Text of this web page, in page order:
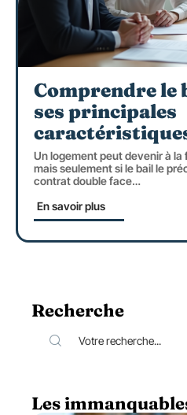
Comprendre le
ses principales
Un logement peut devenir à la
mais seulement si le bail le
contrat double face…
En savoir plus
Recherche
Les